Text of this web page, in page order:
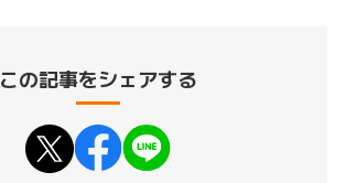
この記事をシェアする